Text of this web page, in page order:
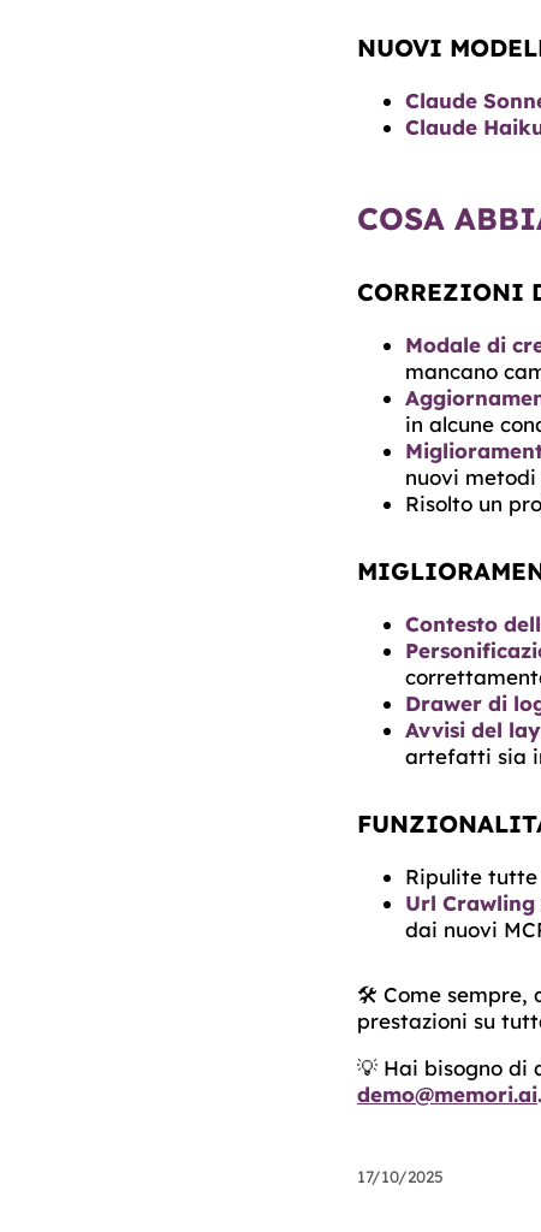
NUOVI
Claude
Claude
COSA
CORREZIONI
Modale di
mancano
in alcune
nuovi
Risolto un
Contesto
Drawer di
Avvisi del
artefatti sia
Ripulite
Url Crawling
dai nuovi
🛠️ Come sempre,
prestazioni su
💡 Hai bisogno di
demo@memori.ai.
17/10/2025